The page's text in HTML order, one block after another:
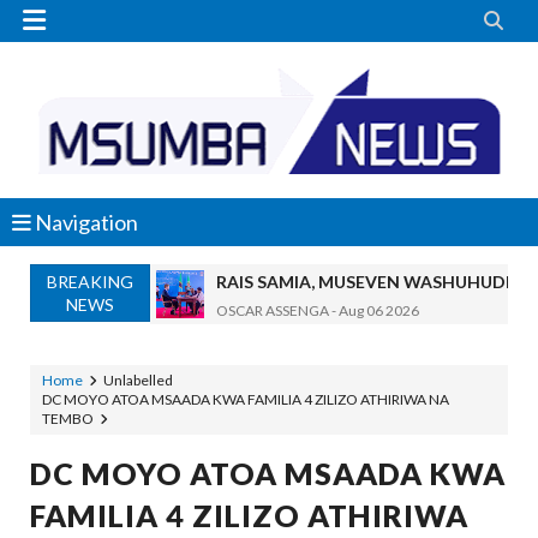
 
Navigation
BREAKING
NEWS
RAIS SAMIA, MUSEVEN
OSCAR ASSENGA-Aug 06 2026
Alex Sonna
DC Mtambule Ataka Watu Wafichue
Maisha Yangu Yalikuwa Kwenye Giza
Zawadi Aug 06 2026
MWANRI APOKELEWA MAKAO
Home
Unlabelled
DC MOYO ATOA MSAADA KWA FAMILIA 4 ZILIZO ATHIRIWA NA
TEMBO
DC MOYO ATOA MSAADA KWA
FAMILIA 4 ZILIZO ATHIRIWA